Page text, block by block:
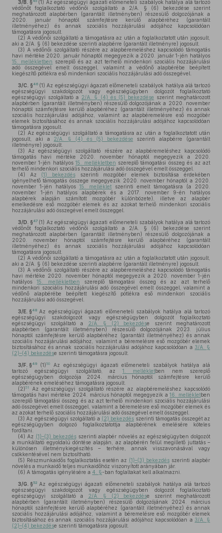
3/B. § (1) Az egészségügyi ágazati előmeneteli szabályok hatálya alá tartozó
védőnőt foglalkoztató védőnői szolgáltató a 2/A. § (6) bekezdése szerint
meghatározott alapbérben (garantált illetményben) részesülő dolgozójának a
2020. január hónaptól számfejtésre kerülő alapbéréhez (garantált
illetményéhez) és annak szociális hozzájárulási adójához kapcsolódóan
támogatásra jogosult.
(2) A védőnői szolgáltató a támogatásra az után a foglalkoztatott után jogosult,
aki a 2/A. § (6) bekezdése szerinti alapbérre (garantált illetményre) jogosult.
(3) A védőnői szolgáltató részére az alapbéremeléshez kapcsolódó támogatás
havi mértéke 2020. január hónaptól megegyezik a 2020. január 1-jén hatályos
15. mellékletben szereplő és az azt terhelő mindenkori szociális hozzájárulási
adó összegével emelt összeggel, valamint a védőnő alapbérébe beépített
kiegészítő pótlékra eső mindenkori szociális hozzájárulási adó összegével.
3/C. §46 (1) Az egészségügyi ágazati előmeneteli szabályok hatálya alá tartozó
egészségügyi szakdolgozót vagy egészségügyben dolgozót foglalkoztató
egészségügyi szolgáltató a 2/A. § (4) és (5) bekezdése szerint meghatározott
alapbérben (garantált illetményben) részesülő dolgozójának a 2020. november
hónaptól számfejtésre kerülő alapbéréhez (garantált illetményéhez) és annak
szociális hozzájárulási adójához, valamint az alapbéremelésre eső mozgóbér
elemek biztosításához és annak szociális hozzájárulási adójához kapcsolódóan
támogatásra jogosult.
(2) Az egészségügyi szolgáltató a támogatásra az után a foglalkoztatott után
jogosult, aki a 2/A. § (4) és (5) bekezdése szerinti alapbérre (garantált
illetményre) jogosult.
(3) Az egészségügyi szolgáltató részére az alapbéremeléshez kapcsolódó
támogatás havi mértéke 2020. november hónaptól megegyezik a 2020.
november 1-jén hatályos15. mellékletben szereplő támogatási összeg és az azt
terhelő mindenkori szociális hozzájárulási adó összegével emelt összeggel.
(4) Az (1) bekezdésszerinti mozgóbér elemek biztosítása érdekében
igényelhető támogatás összege megegyezik 2020. november hónaptól a 2020.
november 1-jén hatályos 15. melléklet szerinti emelt támogatásra (a 2020.
november 1-jén hatályos alapbérek és a 2017. november 9-én hatályos
alapbérek alapján számított mozgóbér különbözete), illetve az alapbér
emelkedésre eső mozgóbér elemek és az azokat terhelő mindenkori szociális
hozzájárulási adó összegével emelt összeggel.
3/D. §47 (1) Az egészségügyi ágazati előmeneteli szabályok hatálya alá tartozó
védőnőt foglalkoztató védőnői szolgáltató a 2/A. § (6) bekezdése szerint
meghatározott alapbérben (garantált illetményben) részesülő dolgozójának a
2020. november hónaptól számfejtésre kerülő alapbéréhez (garantált
illetményéhez) és annak szociális hozzájárulási adójához kapcsolódóan
támogatásra jogosult.
(2) A védőnői szolgáltató a támogatásra az után a foglalkoztatott után jogosult,
aki a 2/A. § (6) bekezdése szerinti alapbérre (garantált illetményre) jogosult.
(3) A védőnői szolgáltató részére az alapbéremeléshez kapcsolódó támogatás
havi mértéke 2020. november hónaptól megegyezik a 2020. november 1-jén
hatályos15. mellékletben szereplő támogatási összeg és az azt terhelő
mindenkori szociális hozzájárulási adó összegével emelt összeggel, valamint a
védőnő alapbérébe beépített kiegészítő pótlékra eső mindenkori szociális
hozzájárulási adó összegével.
3/E. §48 Az egészségügyi ágazati előmeneteli szabályok hatálya alá tartozó
egészségügyi szakdolgozót vagy egészségügyben dolgozót foglalkoztató
egészségügyi szolgáltató a
2/A. § (2) bekezdése szerint meghatározott
alapbérben (garantált illetményben) részesülő dolgozójának 2023. július
hónaptól számfejtésre kerülő alapbéréhez (garantált illetményéhez) és annak
szociális hozzájárulási adójához, valamint a béremelésre eső mozgóbér elemek
biztosításához és annak szociális hozzájárulási adójához kapcsolódóan a 3/A. §
(2)–(4) bekezdése szerinti támogatásra jogosult.
3/F. §49 (1)50Az egészségügyi ágazati előmeneteli szabályok hatálya alá
tartozó egészségügyi szolgáltató, az1. mellékletben nem szereplő
egészségügyben dolgozója 2024. március hónaptól számfejtésre kerülő
alapbérének emeléséhez támogatásra jogosult.
(2)51
Az egészségügyi szolgáltató részére az alapbéremeléshez kapcsolódó
támogatás havi mértéke 2024. március hónaptól megegyezik a16. mellékletben
szereplő támogatási összeg és az azt terhelő mindenkori szociális hozzájárulási
adó összegével emelt összeggel, valamint a béremelésre eső mozgóbér elemek és
az azokat terhelő szociális hozzájárulási adó összegével emelt összeggel.
(3) Az egészségügyi szolgáltató a (2) bekezdés szerinti támogatás összegét az
egészségügyben dolgozó foglalkoztatottja alapbérének emelésére köteles
fordítani.
(4) Az (1)–(3) bekezdésszerinti alapbér növelés az egészségügyben dolgozót
a munkáltató egyoldalú döntése alapján, az alapbérén felül megillető juttatás –
különösen illetménykiegészítés – terhére, annak visszavonásával vagy
csökkentésével nem biztosítható.
(5) Részmunkaidős foglalkoztatás esetén az (1)–(3) bekezdés szerinti alapbér
növelés a munkaidő teljes munkaidőhöz viszonyított arányában jár.
(6) A támogatás igénylésére a 4. §-ban foglaltakat kell alkalmazni.
3/G. §52 Az egészségügyi ágazati előmeneteli szabályok hatálya alá tartozó
egészségügyi szakdolgozót vagy egészségügyben dolgozót foglalkoztató
egészségügyi szolgáltató a
2/A. § (2) bekezdése szerint meghatározott
alapbérben (garantált illetményben) részesülő dolgozójának 2024. március
hónaptól számfejtésre kerülő alapbéréhez (garantált illetményéhez) és annak
szociális hozzájárulási adójához, valamint a béremelésre eső mozgóbér elemek
biztosításához és annak szociális hozzájárulási adójához kapcsolódóan a 3/A. §
(2)–(4) bekezdése szerinti támogatásra jogosult.